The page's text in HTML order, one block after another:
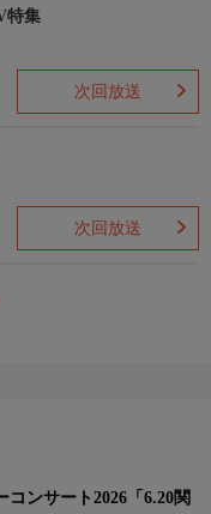
特集
次回放送
次回放送
ンサート2026「6.20関